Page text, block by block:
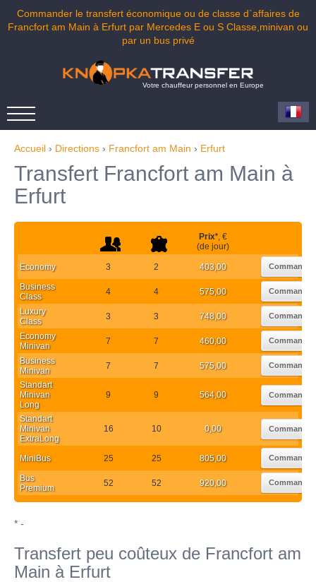
Commander le transfert économique ou de classe d`affaires de
Francfort am Main à Erfurt par Mercedes E ou S Classe,minivan ou
par un bus privé
Votre chauffeur personnel en Europe
Accueil › Directions › Francfort am Main › Erfurt
Transfert Francfort am Main à
Erfurt
Prix*, €
(de jour)
Economy 3 2 403,00 Commander
Business
Class
4 4 575,00 Commander
Luxury
Class
3 3 748,00 Commander
Economy
Minivan
7 7 460,00 Commander
Business
Minivan
7 7 575,00 Commander
Standart
Minivan
Long
9 9 564,00 Commander
Standart
Minivan
ExtraLong
16 10 0,00 Commander
MiniBus 25 25 805,00 Commander
Bus
Premium
52 52 920,00 Commander
* -
Transfert peu coûteux de Francfort am
Main à Erfurt